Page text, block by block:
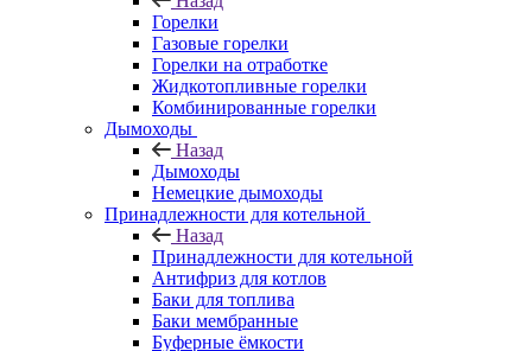
Горелки
Газовые горелки
Горелки на отработке
Жидкотопливные горелки
Комбинированные горелки
Дымоходы
Назад
Дымоходы
Немецкие дымоходы
Принадлежности для котельной
Назад
Принадлежности для котельной
Антифриз для котлов
Баки для топлива
Баки мембранные
Буферные ёмкости